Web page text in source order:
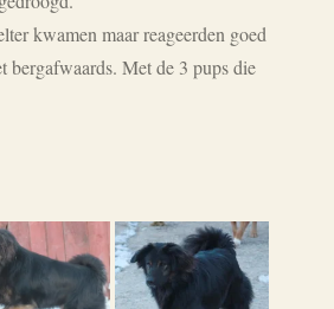
kwamen maar reageerden goed
bergafwaards. Met de 3 pups die